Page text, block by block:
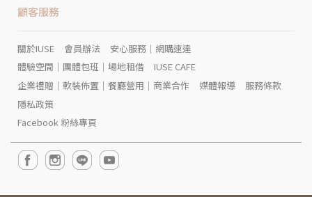
顧客服務
關於IUSE 會員辦法
安心服務｜網購速達
體驗空間｜團體包班｜場地租借
IUSE CAFE
企業禮贈｜軟裝佈置｜餐廳營用｜商業合作
媒體報導
服務條款
隱私政策
Facebook 粉絲專頁